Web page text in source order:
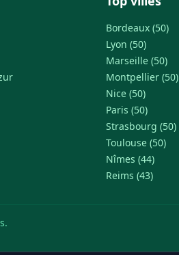
Bordeaux (50)
Lyon (50)
Marseille (50)
Montpellier (50)
Nice (50)
Paris (50)
Strasbourg (50)
Toulouse (50)
Nîmes (44)
Reims (43)